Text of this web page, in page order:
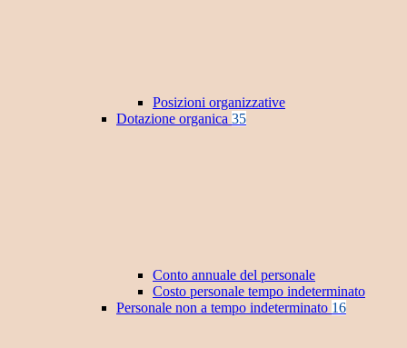
Posizioni organizzative
Dotazione organica 35
Conto annuale del personale
Costo personale tempo indeterminato
Personale non a tempo indeterminato 16